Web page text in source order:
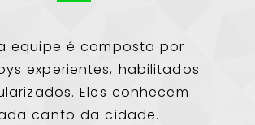
equipe é composta por
experientes, habilitados
Eles conhecem
canto da cidade.